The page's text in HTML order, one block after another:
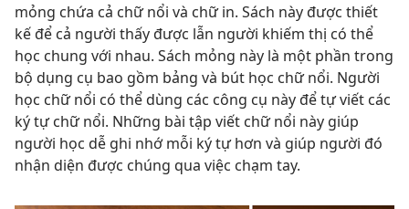
mỏng chứa cả chữ nổi và chữ in. Sách này được thiết
kế để cả người thấy được lẫn người khiếm thị có thể
học chung với nhau. Sách mỏng này là một phần trong
bộ dụng cụ bao gồm bảng và bút học chữ nổi. Người
học chữ nổi có thể dùng các công cụ này để tự viết các
ký tự chữ nổi. Những bài tập viết chữ nổi này giúp
người học dễ ghi nhớ mỗi ký tự hơn và giúp người đó
nhận diện được chúng qua việc chạm tay.